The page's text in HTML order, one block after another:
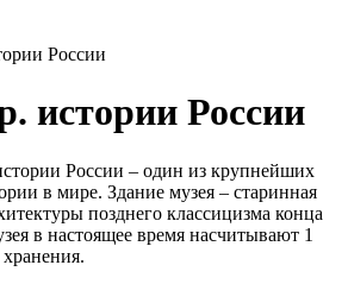
России
истории России
России – один из крупнейших
в мире. Здание музея – старинная
позднего классицизма конца
в настоящее время насчитывают 1